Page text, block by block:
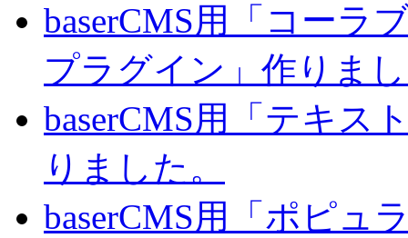
baserCMS用「コーラ
プラグイン」作りま
baserCMS用「テキス
りました。
baserCMS用「ポピュ